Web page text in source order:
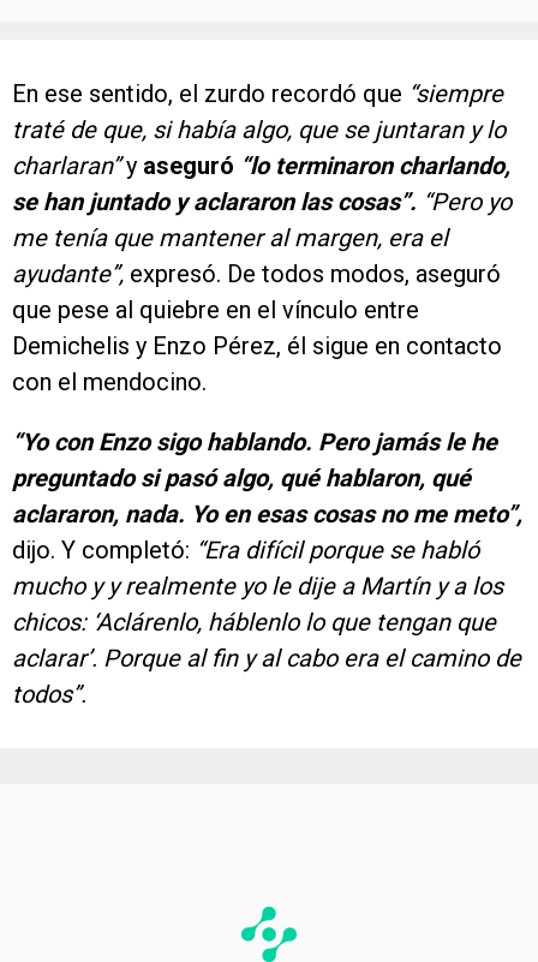
En ese sentido, el zurdo recordó que “siempre
traté de que, si había algo, que se juntaran y lo
charlaran”y aseguró “lo terminaron charlando,
se han juntado y aclararon las cosas”. “Pero yo
me tenía que mantener al margen, era el
ayudante”, expresó. De todos modos, aseguró
que pese al quiebre en el vínculo entre
Demichelis y Enzo Pérez, él sigue en contacto
con el mendocino.
“Yo con Enzo sigo hablando. Pero jamás le he
preguntado si pasó algo, qué hablaron, qué
aclararon, nada. Yo en esas cosas no me meto”,
dijo. Y completó: “Era difícil porque se habló
mucho y y realmente yo le dije a Martín y a los
chicos: ‘Aclárenlo, háblenlo lo que tengan que
aclarar’. Porque al fin y al cabo era el camino de
todos”.